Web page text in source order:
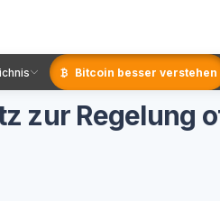
Bitcoin besser verstehen
zur Regelung